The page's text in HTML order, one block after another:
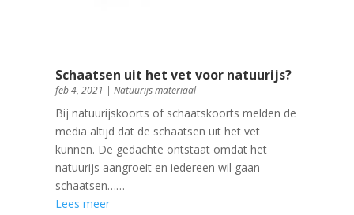
Schaatsen uit het vet voor natuurijs?
feb 4, 2021 Natuurijs materiaal
Bij natuurijskoorts of schaatskoorts melden de
media altijd dat de schaatsen uit het vet
kunnen. De gedachte ontstaat omdat het
natuurijs aangroeit en iedereen wil gaan
schaatsen……
Lees meer